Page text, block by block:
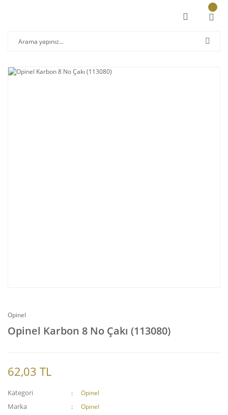
Opinel
Opinel Karbon 8 No Çakı (113080)
62,03 TL
Kategori Opinel
Marka Opinel